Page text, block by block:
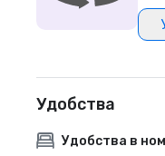
Удобства
Удобства в